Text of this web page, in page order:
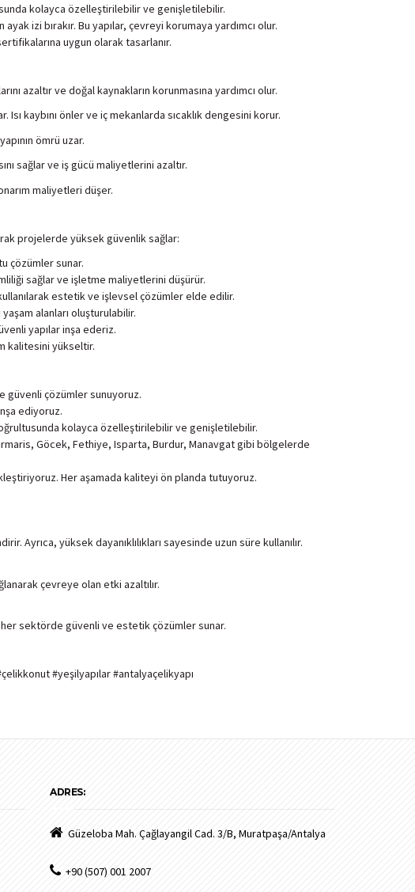
kolayca özelleştirilebilir ve genişletilebilir.
izi bırakır. Bu yapılar, çevreyi korumaya yardımcı olur.
uygun olarak tasarlanır.
azaltır ve doğal kaynakların korunmasına yardımcı olur.
kaybını önler ve iç mekanlarda sıcaklık dengesini korur.
ömrü uzar.
sağlar ve iş gücü maliyetlerini azaltır.
maliyetleri düşer.
projelerde yüksek güvenlik sağlar:
çözümler sunar.
sağlar ve işletme maliyetlerini düşürür.
estetik ve işlevsel çözümler elde edilir.
alanları oluşturulabilir.
yapılar inşa ederiz.
kalitesini yükseltir.
güvenli çözümler sunuyoruz.
ediyoruz.
kolayca özelleştirilebilir ve genişletilebilir.
Göcek, Fethiye, Isparta, Burdur, Manavgat gibi bölgelerde
Her aşamada kaliteyi ön planda tutuyoruz.
yüksek dayanıklılıkları sayesinde uzun süre kullanılır.
çevreye olan etki azaltılır.
her sektörde güvenli ve estetik çözümler sunar.
#yeşilyapılar #antalyaçelikyapı
ADRES:
Güzeloba Mah. Çağlayangil Cad. 3/B, Muratpaşa/Antalya
+90 (507) 001 2007